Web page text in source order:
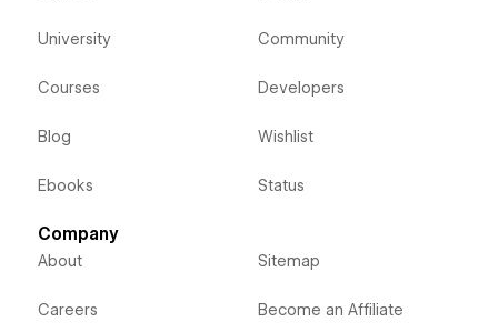
University
Courses
Blog
Ebooks
Community
Developers
Wishlist
Status
Company
About
Careers
Sitemap
Become an Affiliate